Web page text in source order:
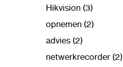
Hikvision (3)
opnemen (2)
advies (2)
netwerkrecorder (2)